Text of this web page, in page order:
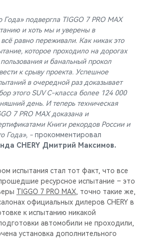
Года» подвергла TIGGO 7 PRO MAX
и хоть мы и уверены в
равно переживали. Как никак это
которое проходило на дорогах
и банальный прокол
к срыву проекта. Успешное
в очередной раз доказывает
этого SUV C-класса более 124 000
день. И теперь техническая
7 PRO MAX доказана и
Книги рекордов России и
Года», - прокомментировал
CHERY Дмитрий Максимов.
испытания стал тот факт, что все
ресурсное испытание – это
TIGGO 7 PRO MAX , точно такие же,
официальных дилеров CHERY в
к испытанию никакой
автомобили не проходили,
установка дополнительного